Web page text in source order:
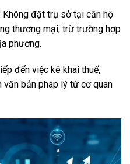
đặt trụ sở tại căn hộ
thương mại, trừ trường hợp
phương.
đến việc kê khai thuế,
văn bản pháp lý từ cơ quan